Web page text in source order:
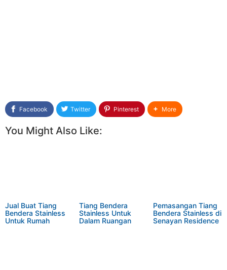
Facebook Twitter Pinterest More
You Might Also Like:
Jual Buat Tiang
Bendera Stainless
Untuk Rumah
Tiang Bendera
Stainless Untuk
Dalam Ruangan
Pemasangan Tiang
Bendera Stainless di
Senayan Residence